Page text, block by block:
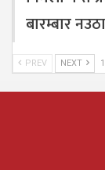
बारम्बार
PREV NEXT